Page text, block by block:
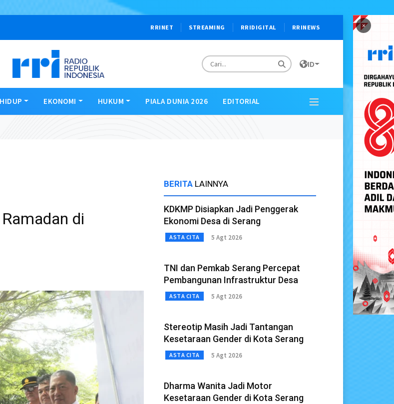
×
RRINET STREAMING RRIDIGITAL RRINEWS
ID
EKONOMI HUKUM PIALA DUNIA 2026 EDITORIAL
di
BERITA LAINNYA
KDKMP Disiapkan Jadi Penggerak
Ekonomi Desa di Serang
ASTA CITA 5 Agt 2026
TNI dan Pemkab Serang Percepat
Pembangunan Infrastruktur Desa
ASTA CITA 5 Agt 2026
Stereotip Masih Jadi Tantangan
Kesetaraan Gender di Kota Serang
ASTA CITA 5 Agt 2026
Dharma Wanita Jadi Motor
Kesetaraan Gender di Kota Serang